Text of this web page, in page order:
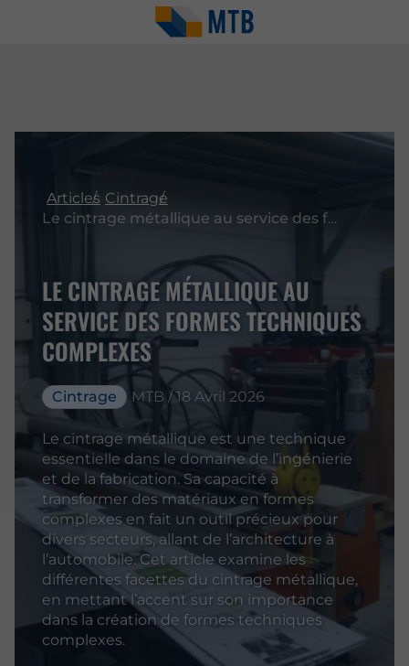
Articles Cintrage
Le cintrage métallique au service des formes techniques complexes
LE CINTRAGE MÉTALLIQUE AU
SERVICE DES FORMES TECHNIQUES
COMPLEXES
Cintrage MTB / 18 Avril 2026
Le cintrage métallique est une technique
essentielle dans le domaine de l’ingénierie
et de la fabrication. Sa capacité à
transformer des matériaux en formes
complexes en fait un outil précieux pour
divers secteurs, allant de l’architecture à
l’automobile. Cet article examine les
différentes facettes du cintrage métallique,
en mettant l’accent sur son importance
dans la création de formes techniques
complexes.